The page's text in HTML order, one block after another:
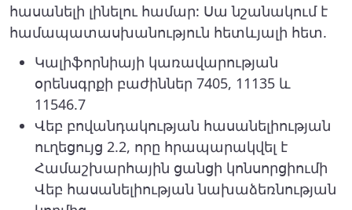
հասանելի լինելու համար: Սա նշանակում է
համապատասխանություն հետևյալի հետ.
Կալիֆորնիայի կառավարության
օրենսգրքի բաժիններ 7405, 11135 և
11546.7
Վեբ բովանդակության հասանելիության
ուղեցույց 2.2, որը հրապարակվել է
Համաշխարհային ցանցի կոնսորցիումի
Վեբ հասանելիության նախաձեռնության